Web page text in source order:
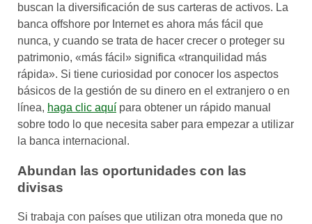
buscan la diversificación de sus carteras de activos. La
banca offshore por Internet es ahora más fácil que
nunca, y cuando se trata de hacer crecer o proteger su
patrimonio, «más fácil» significa «tranquilidad más
rápida». Si tiene curiosidad por conocer los aspectos
básicos de la gestión de su dinero en el extranjero o en
línea, haga clic aquí para obtener un rápido manual
sobre todo lo que necesita saber para empezar a utilizar
la banca internacional.
Abundan las oportunidades con las
divisas
Si trabaja con países que utilizan otra moneda que no